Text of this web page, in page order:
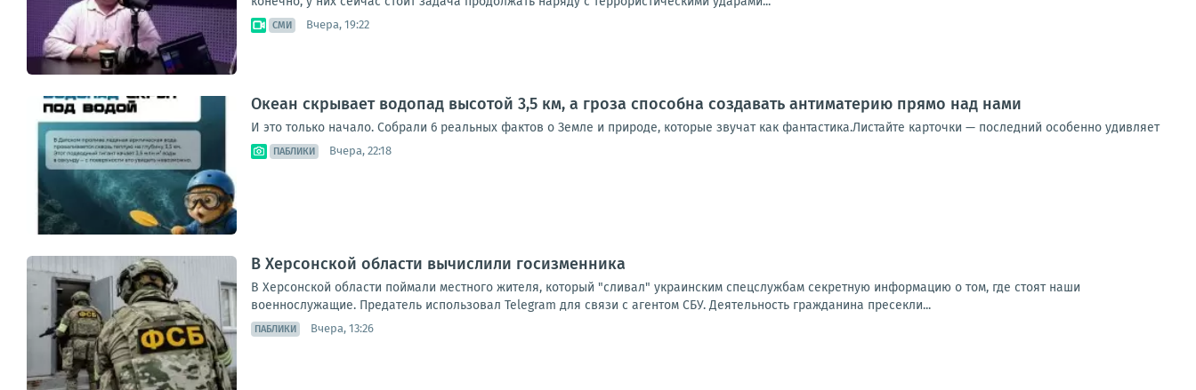
СМИ Вчера, 19:22
Океан скрывает водопад высотой 3,5 км, а гроза способна создавать антиматерию прямо над нами
И это только начало. Собрали 6 реальных фактов о Земле и природе, которые звучат как фантастика.Листайте карточки — последний особенно удивляет
ПАБЛИКИ Вчера, 22:18
В Херсонской области вычислили госизменника
В Херсонской области поймали местного жителя, который "сливал" украинским спецслужбам секретную информацию о том, где стоят наши
военнослужащие. Предатель использовал Telegram для связи с агентом СБУ. Деятельность гражданина пресекли...
ПАБЛИКИ Вчера, 13:26